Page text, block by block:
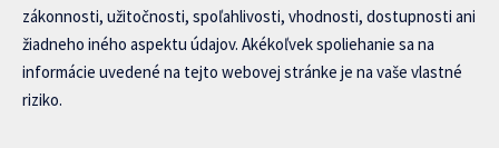
zákonnosti, užitočnosti, spoľahlivosti, vhodnosti, dostupnosti ani
žiadneho iného aspektu údajov. Akékoľvek spoliehanie sa na
informácie uvedené na tejto webovej stránke je na vaše vlastné
riziko.